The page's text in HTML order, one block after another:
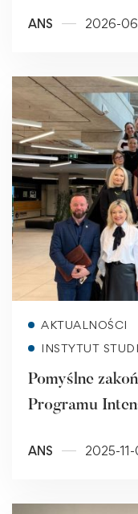
ANS 2026-
AKTUALNOŚCI
INSTYTUT
Pomyślne
Programu
przedszkolnej
ANS 2025-